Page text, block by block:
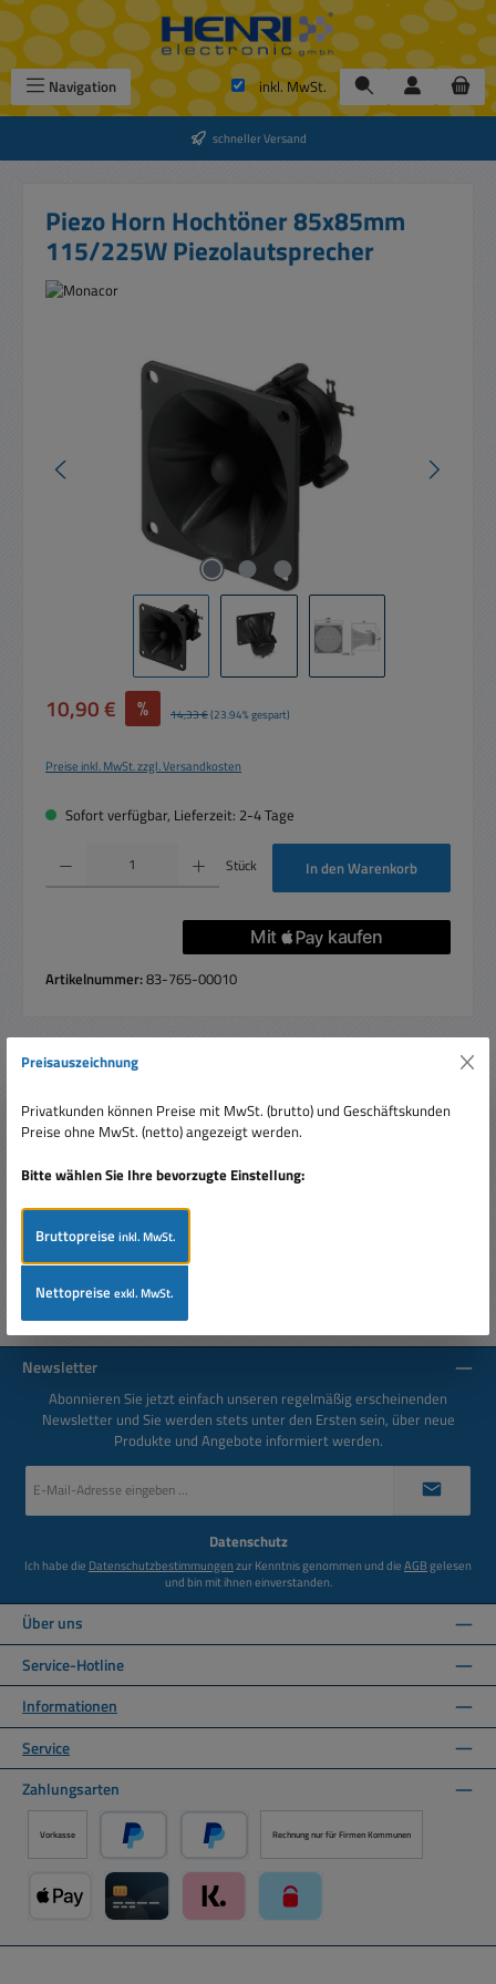
Zum Hauptinhalt springen
Navigation inkl. MwSt.
schneller Versand
Piezo Horn Hochtöner 85x85mm
115/225W Piezolautsprecher
Verkaufspreis:
10,90 € % Regulärer Preis:
14,33 €(23.94% gespart)
Preise inkl. MwSt. zzgl. Versandkosten
Sofort verfügbar, Lieferzeit: 2-4 Tage
Produkt Anzahl: Gib den gewünschten Wert ein oder benutze die Schaltflächen um
Stück In den Warenkorb
Artikelnummer:83-765-00010
Piezo Hochtöner. Ideal auch für den Einbau von der
Frontseite her, da kein Frontwulst. Ohne Weiche betreibbar
Bewertungen
Newsletter
Abonnieren Sie jetzt einfach unseren regelmäßig erscheinenden
Newsletter und Sie werden stets unter den Ersten sein, über neue
Produkte und Angebote informiert werden.
Mail-
Datenschutz
Ich habe die Datenschutzbestimmungenzur Kenntnis genommen und dieAGBgelesen
und bin mit ihnen einverstanden.
Über uns
Service-Hotline
Informationen
Service
Zahlungsarten
Vorkasse
PayPal Später Bezahlen über PayPal
Rechnung nur für Firmen Kommunen
Preisauszeichnung
Privatkunden können Preise mit MwSt. (brutto) und Geschäftskunden
Preise ohne MwSt. (netto) angezeigt werden.
Bitte wählen Sie Ihre bevorzugte Einstellung:
Bruttopreiseinkl. MwSt.
Nettopreiseexkl. MwSt.